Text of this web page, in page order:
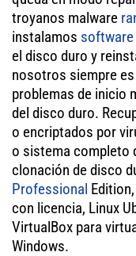
troyanos malware
instalamos
el disco duro y
nosotros siempre
problemas de inicio
del disco duro.
o encriptados por
o sistema completo
clonación de disco
Professional Edition,
con licencia, Linux
VirtualBox para
Windows.